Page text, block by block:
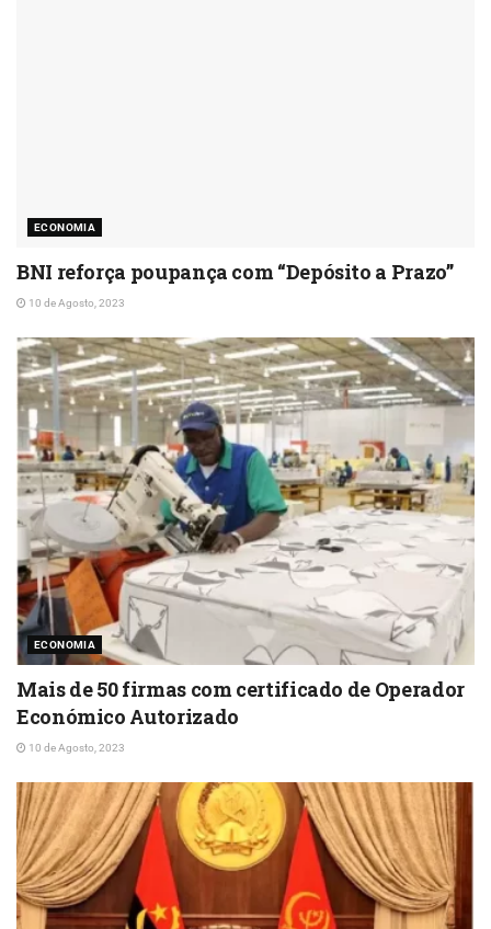
ECONOMIA
BNI reforça poupança com “Depósito a Prazo”
10 de Agosto, 2023
ECONOMIA
Mais de 50 firmas com certificado de Operador
Económico Autorizado
10 de Agosto, 2023